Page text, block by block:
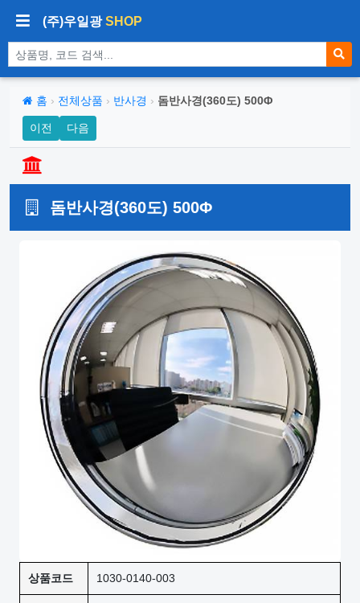
(주)우일광SHOP
상품 검색
홈 › 전체상품 › 반사경 › 돔반사경(360도) 500Φ
이전 다음
돔반사경(360도) 500Φ
상품코드 1030-0140-003